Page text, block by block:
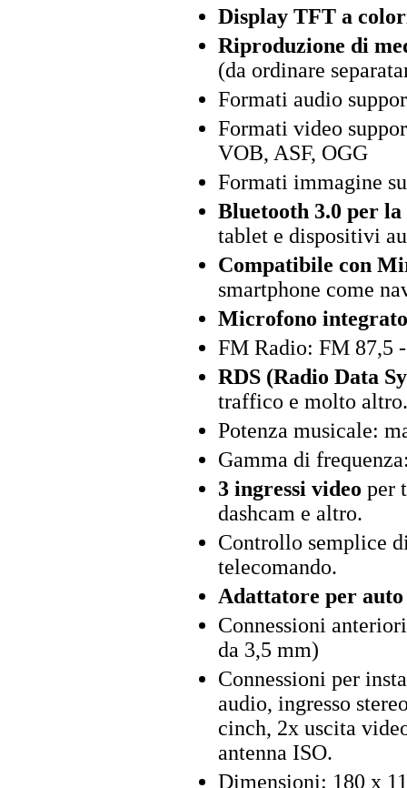
Display TFT a
Riproduzione di
(da ordinare
Formati audio
Formati video
VOB, ASF, OGG
Formati immagine
Bluetooth 3.0 per
tablet e dispositivi
Compatibile con
smartphone come
Microfono
FM Radio: FM 87,5
RDS (Radio Data
traffico e molto altro.
Potenza musicale:
Gamma di
3 ingressi video per
dashcam e altro.
Controllo semplice
telecomando.
Adattatore per
Connessioni
da 3,5 mm)
Connessioni per
audio, ingresso
cinch, 2x uscita
antenna ISO.
Dimensioni: 180 x